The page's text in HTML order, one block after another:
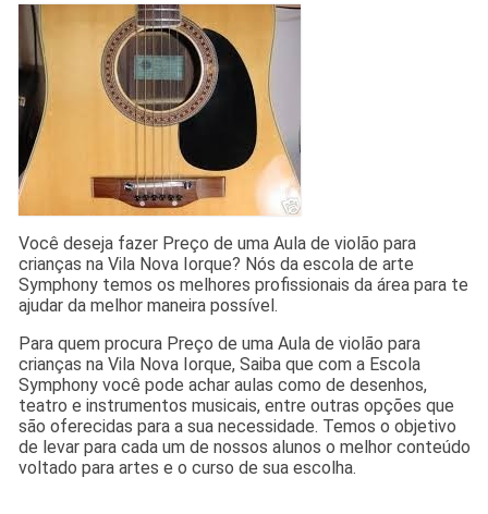
Você deseja fazer Preço de uma Aula de violão para
crianças na Vila Nova Iorque? Nós da escola de arte
Symphony temos os melhores profissionais da área para te
ajudar da melhor maneira possível.
Para quem procura Preço de uma Aula de violão para
crianças na Vila Nova Iorque, Saiba que com a Escola
Symphony você pode achar aulas como de desenhos,
teatro e instrumentos musicais, entre outras opções que
são oferecidas para a sua necessidade. Temos o objetivo
de levar para cada um de nossos alunos o melhor conteúdo
voltado para artes e o curso de sua escolha.